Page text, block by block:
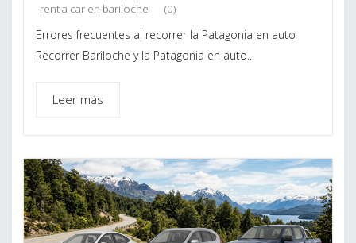
rent a car en bariloche
(0)
Errores frecuentes al recorrer la Patagonia en auto
Recorrer Bariloche y la Patagonia en auto...
Leer más